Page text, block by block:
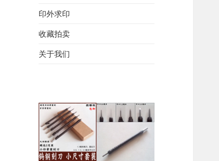
印外求印
收藏拍卖
关于我们